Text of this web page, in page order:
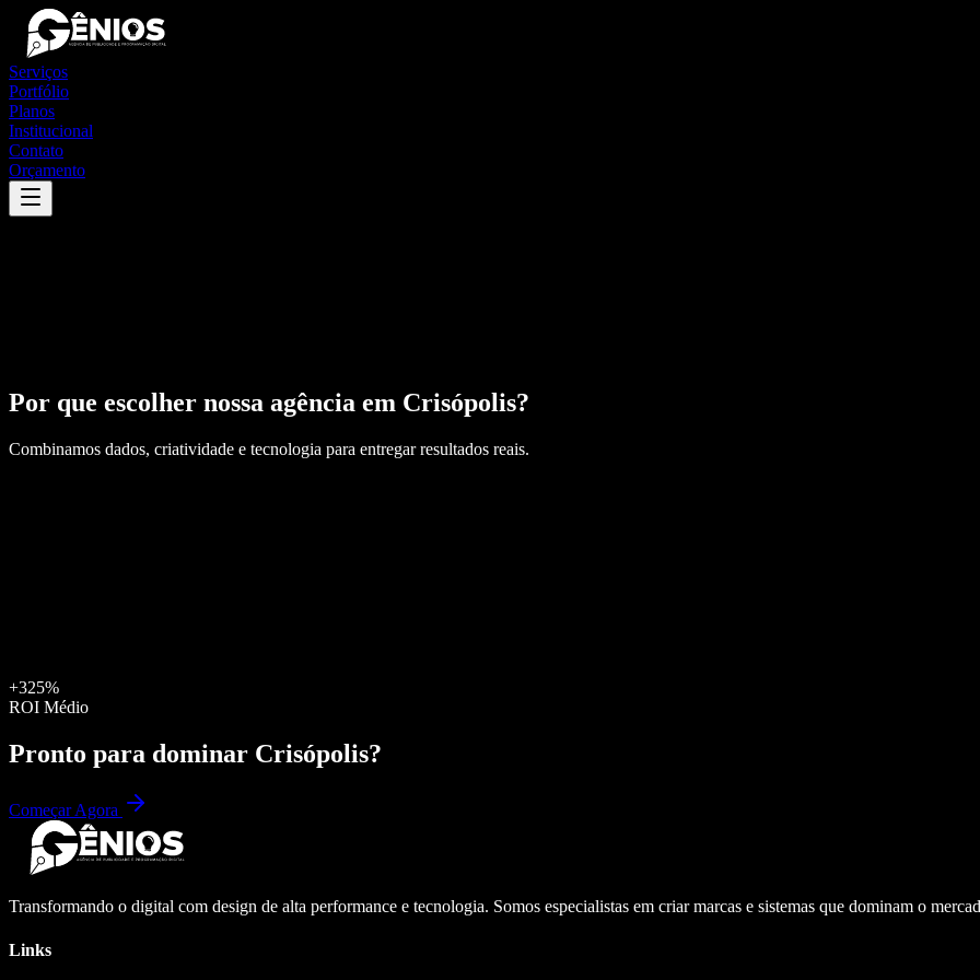
Serviços
Portfólio
Planos
Institucional
Contato
Orçamento
Por que escolher nossa agência em Crisópolis?
Combinamos dados, criatividade e tecnologia para entregar resultados reais.
+325%
ROI Médio
Pronto para dominar Crisópolis?
Começar Agora
Transformando o digital com design de alta performance e tecnologia. Somos especialistas em criar marcas e sistemas que dominam o
Links